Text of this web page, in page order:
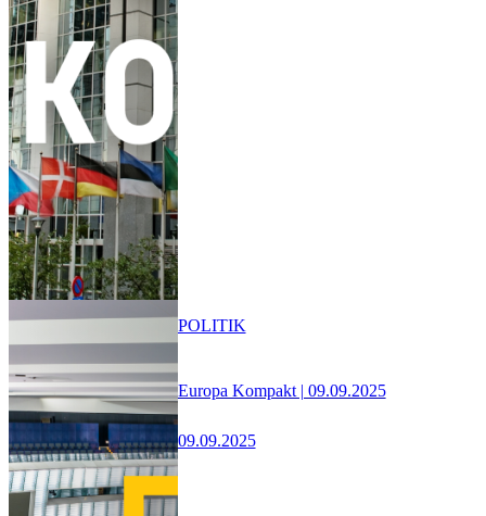
Europa Kompakt | 09.09.2025
09.09.2025
POLITIK